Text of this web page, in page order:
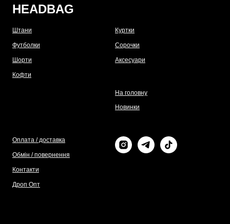
HEADBAG
Штани
Футболки
Шорти
Кофти
Куртки
Сорочки
Аксесуари
На головну
Новинки
Оплата / доставка
Обмін / повернення
Контакти
Дроп Опт